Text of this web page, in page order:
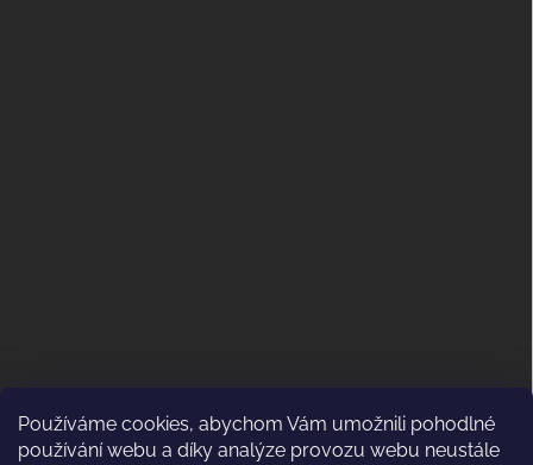
Používáme cookies, abychom Vám umožnili pohodlné
používání webu a díky analýze provozu webu neustále
ODSTOUPENÍ OD KUPNÍ SMLOUVY